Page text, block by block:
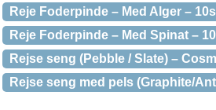
Reje Foderpinde – Med Alger –
Reje Foderpinde – Med Spinat –
Rejse seng (Pebble / Slate) –
Rejse seng med pels (Graphite/